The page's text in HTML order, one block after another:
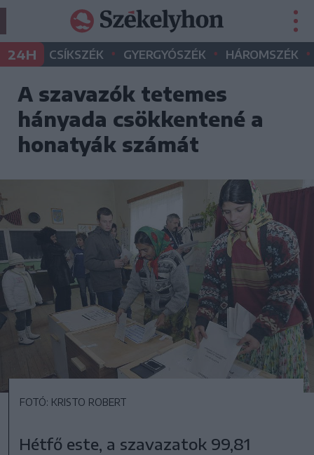
24H CSÍKSZÉK • GYERGYÓSZÉK • HÁROMSZÉK •
A szavazók tetemes
hányada csökkentené a
honatyák számát
FOTÓ: KRISTO ROBERT
Hétfő este, a szavazatok 99,81